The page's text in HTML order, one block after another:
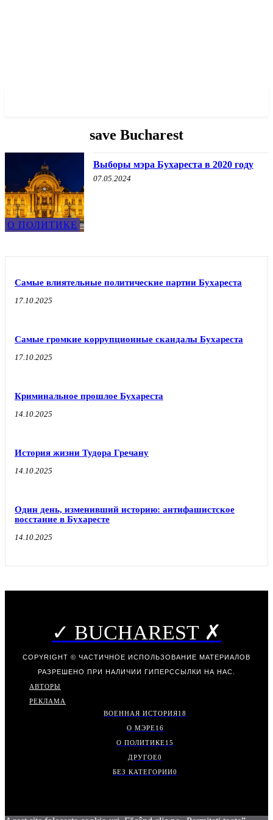
save Bucharest
О ПОЛИТИКЕ
Выборы мэра Бухареста в 2020 году
07.05.2024
Самые влиятельные политические партии Бухареста
17.10.2025
Самые громкие коррупционные скандалы Бухареста
17.10.2025
Криминальное прошлое Бухареста
14.10.2025
История жизни Тудора Гречану
14.10.2025
Один день, изменивший историю: антифашистское
восстание в Бухаресте
14.10.2025
✓ BUCHAREST ✗
COPYRIGHT © ЧАСТИЧНОЕ ИСПОЛЬЗОВАНИЕ МАТЕРИАЛОВ
РАЗРЕШЕНО ПРИ НАЛИЧИИ ГИПЕРССЫЛКИ НА НАС.
АВТОРЫ
РЕКЛАМА
ВОЕННАЯ ИСТОРИЯ18
О МЭРЕ16
О ПОЛИТИКЕ15
ДРУГОЕ0
БЕЗ КАТЕГОРИИ0